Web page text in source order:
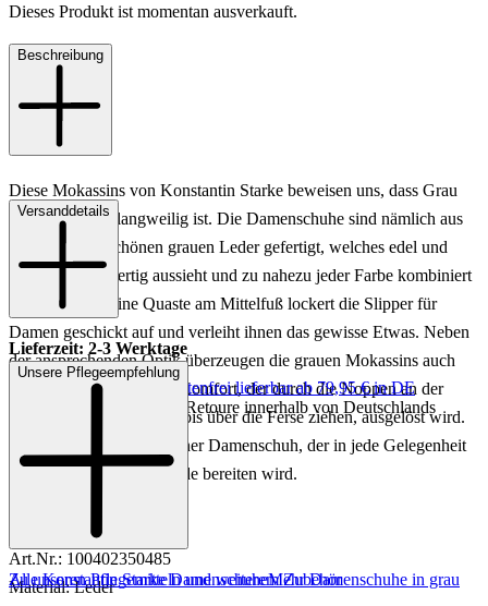
Dieses Produkt ist momentan ausverkauft.
Beschreibung
Diese Mokassins von Konstantin Starke beweisen uns, dass Grau
alles andere als langweilig ist. Die Damenschuhe sind nämlich aus
einem wunderschönen grauen Leder gefertigt, welches edel und
zugleich hochwertig aussieht und zu nahezu jeder Farbe kombiniert
werden kann. Eine Quaste am Mittelfuß lockert die Slipper für
Damen geschickt auf und verleiht ihnen das gewisse Etwas. Neben
der ansprechenden Optik überzeugen die grauen Mokassins auch
mit einem überragenden Komfort, der durch die Noppen an der
Sohle, welche sich sogar bis über die Ferse ziehen, ausgelöst wird.
Rundum ein wunderschöner Damenschuh, der in jede Gelegenheit
passt und Ihnen viel Freude bereiten wird.
Art.Nr.: 100402350485
Material: Leder
Versanddetails
Lieferzeit: 2-3 Werktage
Keine Versandkosten:
kostenfrei lieferbar ab 79,95 € in DE
Einfache und Kostenlose Retoure innerhalb von Deutschlands
Unsere Pflegeempfehlung
Zu unseren Pflegemitteln und weiterem Zubehör
Alle Konstantin Starke DamenschuheMehr Damenschuhe in grau